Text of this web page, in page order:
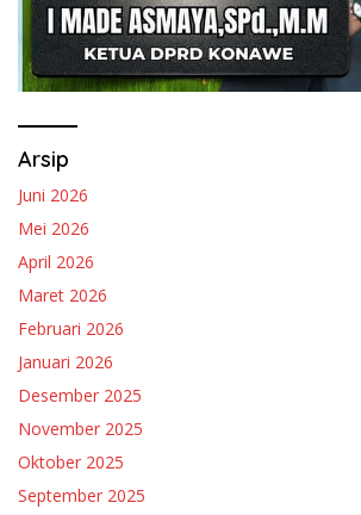
Arsip
Juni 2026
Mei 2026
April 2026
Maret 2026
Februari 2026
Januari 2026
Desember 2025
November 2025
Oktober 2025
September 2025